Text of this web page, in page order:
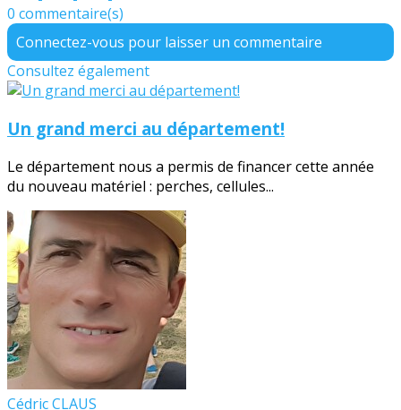
0 commentaire(s)
Connectez-vous pour laisser un commentaire
Consultez également
Un grand merci au département!
Le département nous a permis de financer cette année
du nouveau matériel : perches, cellules...
Cédric CLAUS